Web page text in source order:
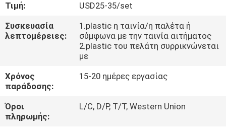
ΕΛΆΤΕ
ΣΕ
ΕΠΑΦΉ
ΕΙΔΉΣΕΙΣ
Τιμή:
USD25-35/set
Συσκευασία
λεπτομέρειες:
1.plastic η ταινία/η παλέτα ή
σύμφωνα με την ταινία αιτήματος
2.plastic του πελάτη συρρικνώνεται
με
Χρόνος
παράδοσης:
15-20 ημέρες εργασίας
Όροι
πληρωμής:
L/C, D/P, T/T, Western Union